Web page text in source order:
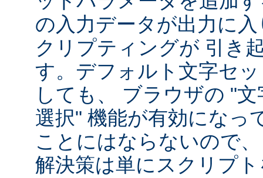
の入力データが出力に
クリプティングが 引き
す。デフォルト文字セ
しても、 ブラウザの "
選択" 機能が有効になっ
ことにはならないので
解決策は単にスクリプ